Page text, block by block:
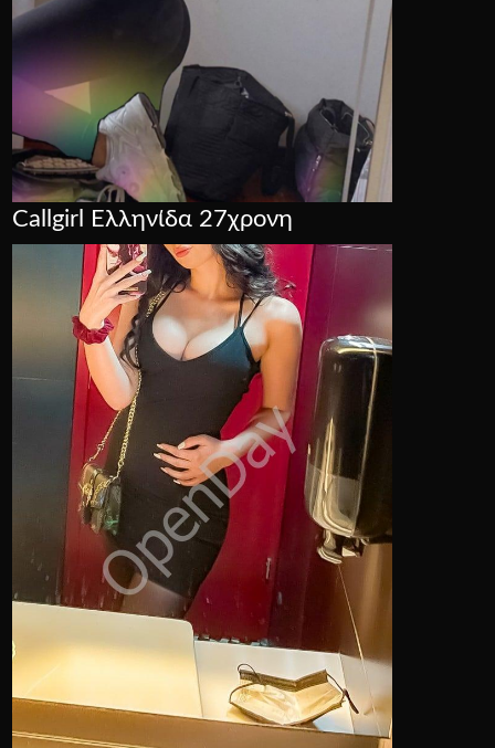
Callgirl Ελληνίδα 27χρονη